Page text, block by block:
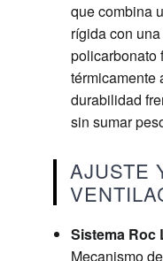
que combina
rígida con
policarbonato
térmicamente
durabilidad
sin sumar
AJUSTE
Sistema Roc
Mecanismo